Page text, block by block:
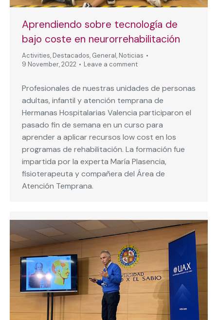
Aprendiendo sobre tecnología de
bajo coste en neurorrehabilitación
Activities, Destacados, General, Noticias
9 November, 2022
Leave a comment
Profesionales de nuestras unidades de personas
adultas, infantil y atención temprana de
Hermanas Hospitalarias Valencia participaron el
pasado fin de semana en un curso para
aprender a aplicar recursos low cost en los
programas de rehabilitación. La formación fue
impartida por la experta María Plasencia,
fisioterapeuta y compañera del Área de
Atención Temprana.